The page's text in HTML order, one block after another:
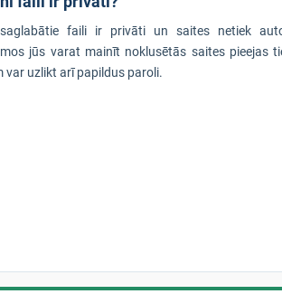
faili ir privāti un saites netiek
jūs varat mainīt noklusētās saites pieejas
var uzlikt arī papildus paroli.